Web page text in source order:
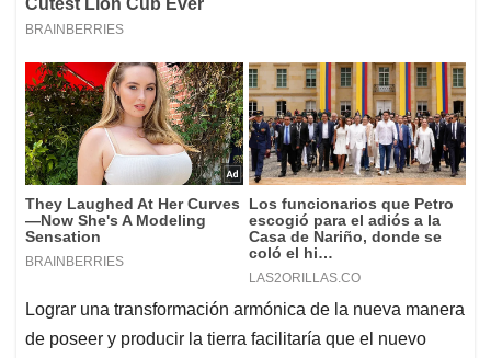
Lograr una transformación armónica de la nueva manera
de poseer y producir la tierra facilitaría que el nuevo